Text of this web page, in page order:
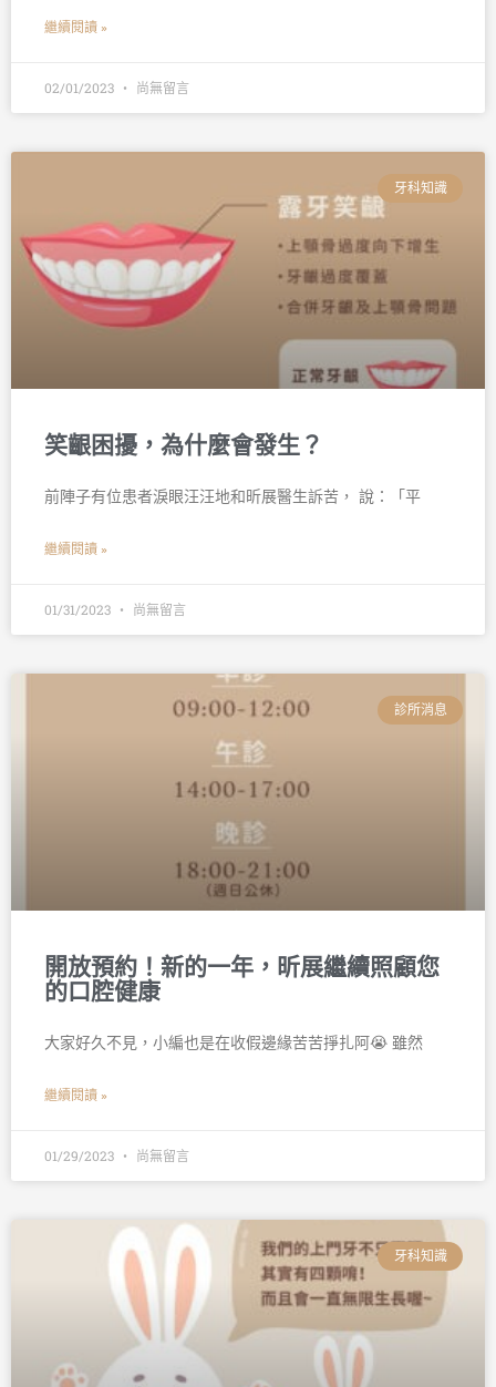
繼續閱讀 »
02/01/2023 尚無留言
牙科知識
笑齦困擾，為什麼會發生？
前陣子有位患者淚眼汪汪地和昕展醫生訴苦， 說：「平
繼續閱讀 »
01/31/2023 尚無留言
診所消息
開放預約！新的一年，昕展繼續照顧您
的口腔健康
大家好久不見，小編也是在收假邊緣苦苦掙扎阿😭 雖然
繼續閱讀 »
01/29/2023 尚無留言
牙科知識